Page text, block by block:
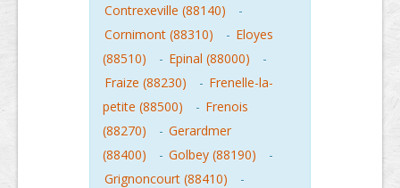
Contrexeville (88140)
-
Cornimont (88310)
- Eloyes
(88510)
- Epinal (88000)
-
Fraize (88230)
- Frenelle-la-
petite (88500)
- Frenois
(88270)
- Gerardmer
(88400)
- Golbey (88190)
-
Grignoncourt (88410)
-